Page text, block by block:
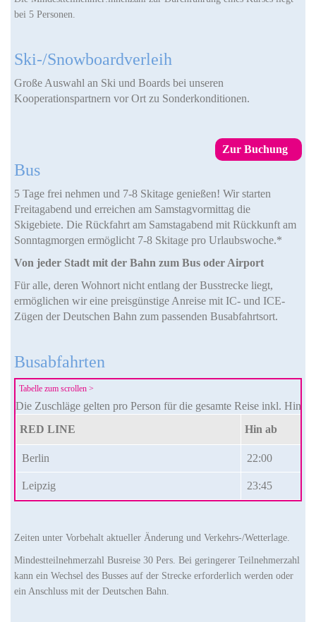
bei 5 Personen.
Ski-/Snowboardverleih
Große Auswahl an Ski und Boards bei unseren
Kooperationspartnern vor Ort zu Sonderkonditionen.
Zur Buchung
Bus
5 Tage frei nehmen und 7-8 Skitage genießen! Wir starten
Freitagabend und erreichen am Samstagvormittag die
Skigebiete. Die Rückfahrt am Samstagabend mit Rückkunft am
Sonntagmorgen ermöglicht 7-8 Skitage pro Urlaubswoche.*
Von jeder Stadt mit der Bahn zum Bus oder Airport
Für alle, deren Wohnort nicht entlang der Busstrecke liegt,
ermöglichen wir eine preisgünstige Anreise mit IC- und ICE-
Zügen der Deutschen Bahn zum passenden Busabfahrtsort.
Busabfahrten
Die Zuschläge gelten pro Person für die gesamte Reise inkl. Hin
RED LINE
Hin ab
Berlin 22:00
Leipzig 23:45
Zeiten unter Vorbehalt aktueller Änderung und Verkehrs-/Wetterlage.
Mindestteilnehmerzahl Busreise 30 Pers. Bei geringerer Teilnehmerzahl
kann ein Wechsel des Busses auf der Strecke erforderlich werden oder
ein Anschluss mit der Deutschen Bahn.